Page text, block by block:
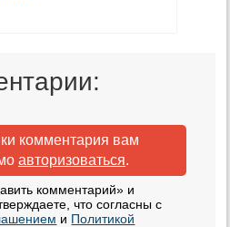
комментария вам
авторизоваться.
комментарий» и
что согласны с
и Политикой